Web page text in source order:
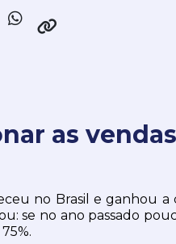
as
no Brasil e ganhou
no ano passado